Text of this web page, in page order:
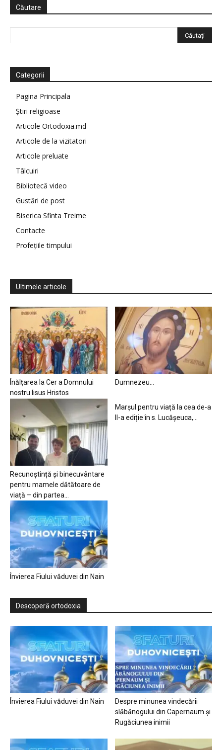
Căutare
Categorii
Pagina Principala
Știri religioase
Articole Ortodoxia.md
Articole de la vizitatori
Articole preluate
Tâlcuiri
Bibliotecă video
Gustări de post
Biserica Sfinta Treime
Contacte
Profețiile timpului
Ultimele articole
Înălțarea la Cer a Domnului
nostru Iisus Hristos
Dumnezeu…
Recunoștință și binecuvântare
pentru mamele dătătoare de
viață – din partea...
Marșul pentru viață la cea de-a
II-a ediție în s. Lucășeuca,...
Învierea Fiului văduvei din Nain
Descoperă ortodoxia
Învierea Fiului văduvei din Nain
Despre minunea vindecării
slăbănogului din Capernaum și
Rugăciunea inimii